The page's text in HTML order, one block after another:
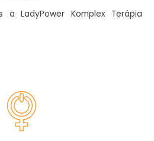
a LadyPower Komplex Terápia